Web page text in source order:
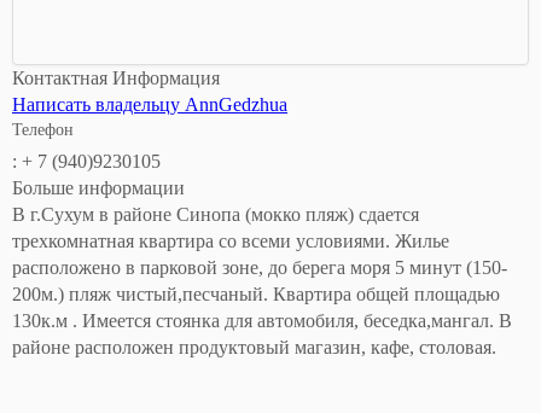
Контактная Информация
Написать владельцу AnnGedzhua
Телефон
: + 7 (940)9230105
Больше информации
В г.Сухум в районе Синопа (мокко пляж) сдается
трехкомнатная квартира со всеми условиями. Жилье
расположено в парковой зоне, до берега моря 5 минут (150-
200м.) пляж чистый,песчаный. Квартира общей площадью
130к.м . Имеется стоянка для автомобиля, беседка,мангал. В
районе расположен продуктовый магазин, кафе, столовая.